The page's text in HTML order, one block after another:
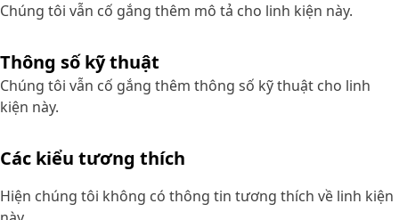
Chúng tôi vẫn cố gắng thêm mô tả cho linh kiện này.
Thông số kỹ thuật
Chúng tôi vẫn cố gắng thêm thông số kỹ thuật cho linh
kiện này.
Các kiểu tương thích
Hiện chúng tôi không có thông tin tương thích về linh kiện